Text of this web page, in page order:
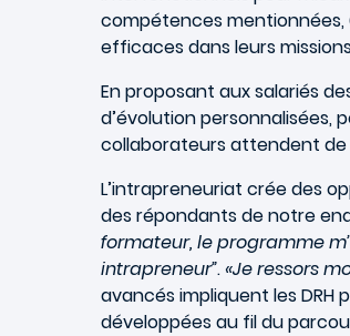
compétences mentionnées,
efficaces dans leurs
En proposant aux salariés
d’évolution personnalisées,
collaborateurs attendent de
L’intrapreneuriat crée des
des répondants de notre
formateur, le programme
intrapreneur”.«Je ressors
avancés impliquent les
développées au fil du